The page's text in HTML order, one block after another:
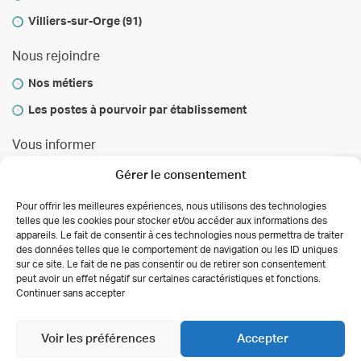
Gérer le consentement
Pour offrir les meilleures expériences, nous utilisons des technologies
telles que les cookies pour stocker et/ou accéder aux informations des
appareils. Le fait de consentir à ces technologies nous permettra de traiter
des données telles que le comportement de navigation ou les ID uniques
sur ce site. Le fait de ne pas consentir ou de retirer son consentement
peut avoir un effet négatif sur certaines caractéristiques et fonctions.
Continuer sans accepter
Accepter
Voir les préférences
un accident de scooter. son état végétatif
repliés de manière anormale. On craint des
séquelles irréversibles. Comment être admis
dans votre clinique de Pierrefitte ?
Clinalliance
Bonjour, Nous sommes désolés
charge des patients en état végétatif est
au cœur de nos préoccupations parmi nos
expertises à la clinique de Pierrefitte. Pour
pouvoir être admis, la première étape
consiste a être adressé par un médecin.
Nous vous invitons donc à vous
frère dans le cadre de sa pathologie. Si
vous nécessitez plus d'informations, vous
pouvez également vous rapprocher de
Villiers-sur-Orge (91)
Nous rejoindre
Nos métiers
Les postes à pourvoir par établissement
Vous informer
Autorisations des activités de soins
Déclaration de confidentialité (UE)
Conditions générales
Index de l’égalité professionnelle
France Relance
Antipodes Médical